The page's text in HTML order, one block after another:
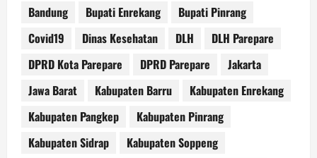
Bandung Bupati Enrekang
Bupati Pinrang
Covid19
Dinas Kesehatan DLH
DLH Parepare
DPRD Kota Parepare
DPRD Parepare
Jakarta
Jawa Barat
Kabupaten Barru
Kabupaten Enrekang
Kabupaten Pangkep
Kabupaten Pinrang
Kabupaten Sidrap
Kabupaten Soppeng